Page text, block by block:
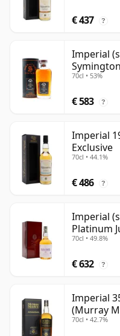
€ 437 ?
Imperial
30 jaar oud
70cl • 53%
€ 583 ?
Imperial
Exclusive
70cl • 44.1%
€ 486 ?
Imperial
Platinum
jaar oud
70cl • 49.8%
€ 632 ?
Imperial
(Murray
70cl • 42.7%